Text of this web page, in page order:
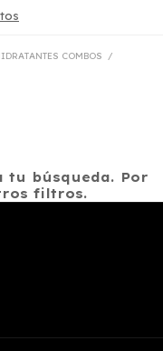
COMBOS
/
tu búsqueda. Por
filtros.